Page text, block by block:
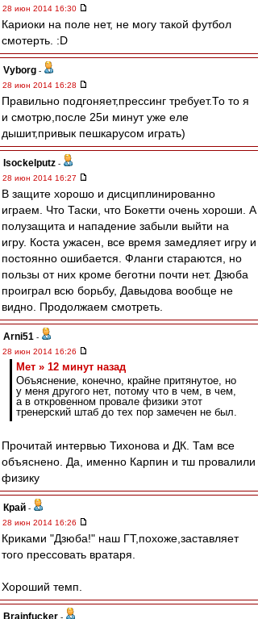
28 июн 2014 16:30
Кариоки на поле нет, не могу такой футбол
смотерть. :D
Vyborg -
28 июн 2014 16:28
Правильно подгоняет,прессинг требует.То то я
и смотрю,после 25и минут уже еле
дышит,привык пешкарусом играть)
Isockelputz -
28 июн 2014 16:27
В защите хорошо и дисциплинированно
играем. Что Таски, что Бокетти очень хороши. А
полузащита и нападение забыли выйти на
игру. Коста ужасен, все время замедляет игру и
постоянно ошибается. Фланги стараются, но
пользы от них кроме беготни почти нет. Дзюба
проиграл всю борьбу, Давыдова вообще не
видно. Продолжаем смотреть.
Arni51 -
28 июн 2014 16:26
Мет » 12 минут назад
Объяснение, конечно, крайне притянутое, но
у меня другого нет, потому что в чем, в чем,
а в откровенном провале физики этот
тренерский штаб до тех пор замечен не был.
Прочитай интервью Тихонова и ДК. Там все
объяснено. Да, именно Карпин и тш провалили
физику
Край -
28 июн 2014 16:26
Криками "Дзюба!" наш ГТ,похоже,заставляет
того прессовать вратаря.
Хороший темп.
Brainfucker -